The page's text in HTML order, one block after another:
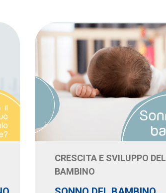
CRESCITA E SVILUPPO DEL
BAMBINO